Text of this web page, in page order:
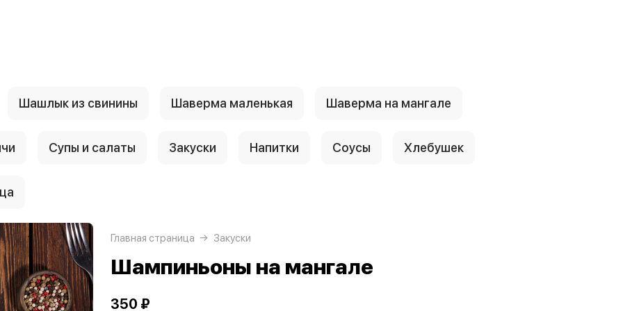
Шашлык из свинины Шаверма маленькая Шаверма на мангале
Супы и салаты Закуски Напитки Соусы Хлебушек
Главная страница Закуски
Шампиньоны на мангале
350 ₽